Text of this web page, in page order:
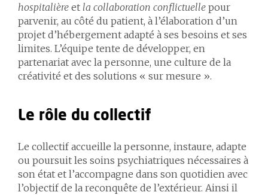
hospitalière et la collaboration conflictuelle pour
parvenir, au côté du patient, à l’élaboration d’un
projet d’hébergement adapté à ses besoins et ses
limites. L’équipe tente de développer, en
partenariat avec la personne, une culture de la
créativité et des solutions « sur mesure ».
Le rôle du collectif
Le collectif accueille la personne, instaure, adapte
ou poursuit les soins psychiatriques nécessaires à
son état et l’accompagne dans son quotidien avec
l’objectif de la reconquête de l’extérieur. Ainsi il